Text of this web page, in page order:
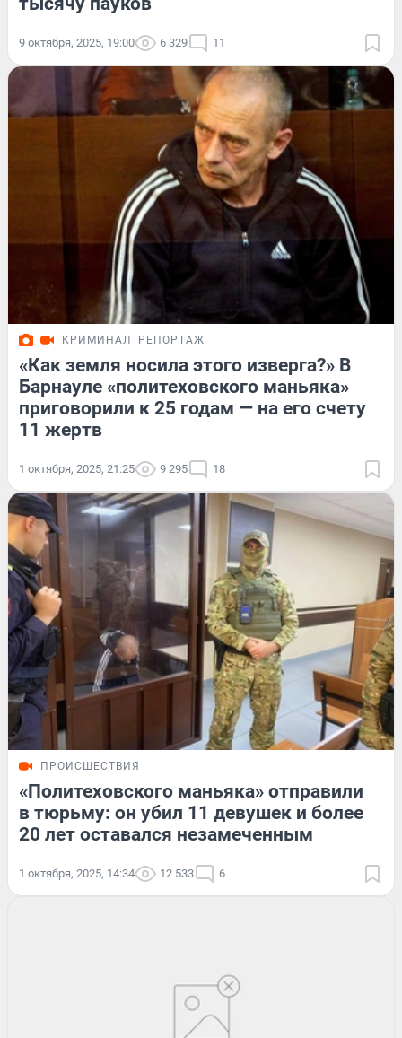
9 октября, 2025, 19:00 6 329 11
КРИМИНАЛ РЕПОРТАЖ
«Как земля носила этого изверга?» В
Барнауле «политеховского маньяка»
приговорили к 25 годам — на его счету
11 жертв
1 октября, 2025, 21:25 9 295 18
ПРОИСШЕСТВИЯ
«Политеховского маньяка» отправили
в тюрьму: он убил 11 девушек и более
20 лет оставался незамеченным
1 октября, 2025, 14:34 12 533 6